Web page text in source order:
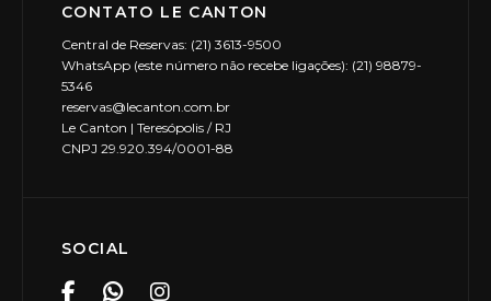
CONTATO LE CANTON
Central de Reservas: (21) 3613-9500
WhatsApp (este número não recebe ligações): (21) 98879-
5346
reservas@lecanton.com.br
Le Canton | Teresópolis / RJ
CNPJ 29.920.394/0001-88
SOCIAL